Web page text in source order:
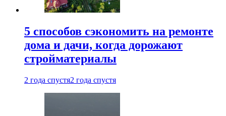
5 способов сэкономить на ремонте
дома и дачи, когда дорожают
стройматериалы
2 года спустя2 года спустя